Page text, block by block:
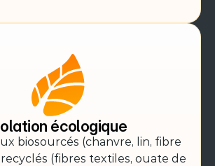
écologique
biosourcés (chanvre, lin, fibre
recyclés (fibres textiles, ouate de